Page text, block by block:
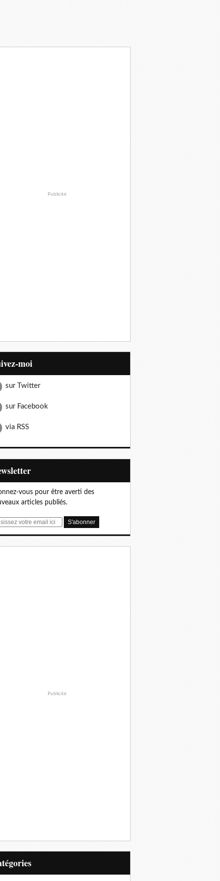
Publicité
moi
sur Twitter
sur Facebook
via RSS
vous pour être averti des
articles publiés.
Publicité